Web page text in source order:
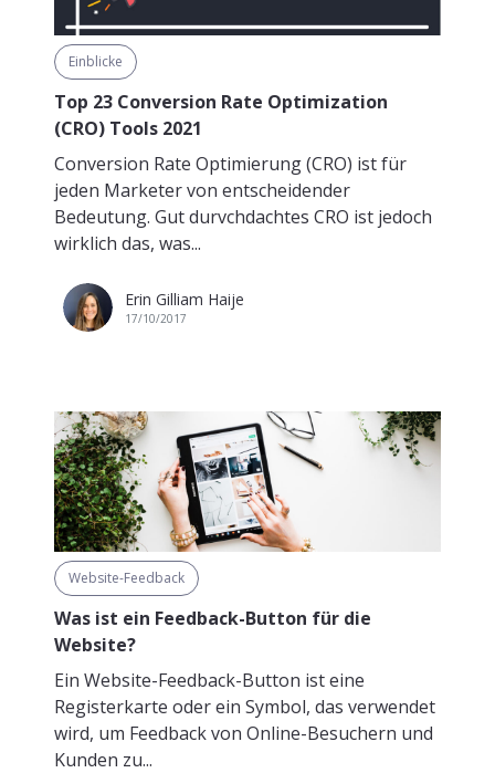
Einblicke
Top 23 Conversion Rate Optimization
(CRO) Tools 2021
Conversion Rate Optimierung (CRO) ist für
jeden Marketer von entscheidender
Bedeutung. Gut durvchdachtes CRO ist jedoch
wirklich das, was...
Erin Gilliam Haije
17/10/2017
Website-Feedback
Was ist ein Feedback-Button für die
Website?
Ein Website-Feedback-Button ist eine
Registerkarte oder ein Symbol, das verwendet
wird, um Feedback von Online-Besuchern und
Kunden zu...